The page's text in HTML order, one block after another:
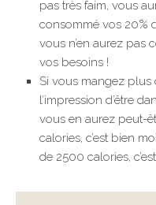
pas très faim, vous
consommé vos 20%
vous n’en aurez pas
vos besoins !
Si vous mangez plus
l’impression d’être
vous en aurez peut-
calories, c’est bien
de 2500 calories,